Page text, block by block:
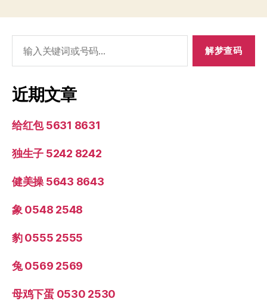
索：
近期文章
给红包 5631 8631
独生子 5242 8242
健美操 5643 8643
象 0548 2548
豹 0555 2555
兔 0569 2569
母鸡下蛋 0530 2530